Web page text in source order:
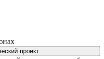
проект